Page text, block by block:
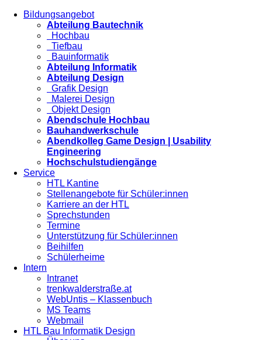
Bildungsangebot
Abteilung Bautechnik
Hochbau
Tiefbau
Bauinformatik
Abteilung Informatik
Abteilung Design
Grafik Design
Malerei Design
Objekt Design
Abendschule Hochbau
Bauhandwerkschule
Abendkolleg Game Design | Usability
Engineering
Hochschulstudiengänge
Service
HTL Kantine
Stellenangebote für Schüler:innen
Karriere an der HTL
Sprechstunden
Termine
Unterstützung für Schüler:innen
Beihilfen
Schülerheime
Intern
Intranet
trenkwalderstraße.at
WebUntis – Klassenbuch
MS Teams
Webmail
HTL Bau Informatik Design